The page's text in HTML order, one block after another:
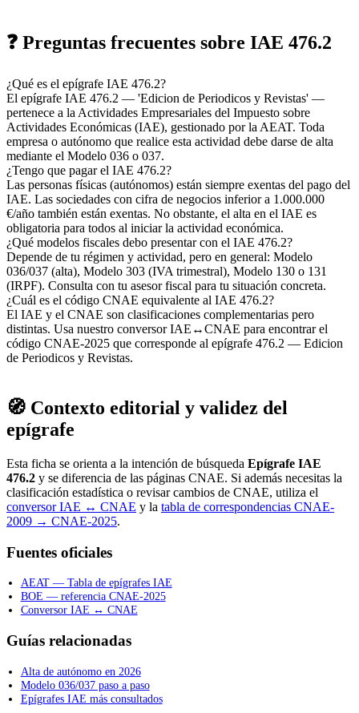
❓ Preguntas frecuentes sobre IAE 476.2
¿Qué es el epígrafe IAE 476.2?
El epígrafe IAE 476.2 — 'Edicion de Periodicos y Revistas' —
pertenece a la Actividades Empresariales del Impuesto sobre
Actividades Económicas (IAE), gestionado por la AEAT. Toda
empresa o autónomo que realice esta actividad debe darse de alta
mediante el Modelo 036 o 037.
¿Tengo que pagar el IAE 476.2?
Las personas físicas (autónomos) están siempre exentas del pago del
IAE. Las sociedades con cifra de negocios inferior a 1.000.000
€/año también están exentas. No obstante, el alta en el IAE es
obligatoria para todos al iniciar la actividad económica.
¿Qué modelos fiscales debo presentar con el IAE 476.2?
Depende de tu régimen y actividad, pero en general: Modelo
036/037 (alta), Modelo 303 (IVA trimestral), Modelo 130 o 131
(IRPF). Consulta con tu asesor fiscal para tu situación concreta.
¿Cuál es el código CNAE equivalente al IAE 476.2?
El IAE y el CNAE son clasificaciones complementarias pero
distintas. Usa nuestro conversor IAE↔CNAE para encontrar el
código CNAE-2025 que corresponde al epígrafe 476.2 — Edicion
de Periodicos y Revistas.
🧭 Contexto editorial y validez del
epígrafe
Esta ficha se orienta a la intención de búsqueda Epígrafe IAE
476.2 y se diferencia de las páginas CNAE. Si además necesitas la
clasificación estadística o revisar cambios de CNAE, utiliza el
conversor IAE ↔ CNAE y la tabla de correspondencias CNAE-
2009 → CNAE-2025.
Fuentes oficiales
AEAT — Tabla de epígrafes IAE
BOE — referencia CNAE-2025
Conversor IAE ↔ CNAE
Guías relacionadas
Alta de autónomo en 2026
Modelo 036/037 paso a paso
Epígrafes IAE más consultados